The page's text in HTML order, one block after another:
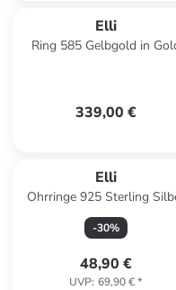
Elli
Ring 585 Gelbgold in
339,00 €
Elli
Ohrringe 925 Sterling
Herz in Blau
-30%
48,90 €
UVP: 69,90 €*